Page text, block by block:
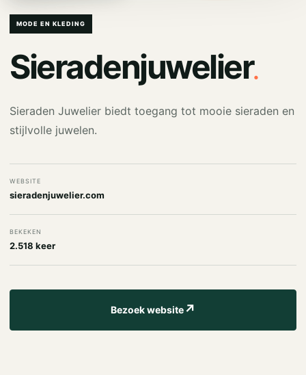
MODE EN KLEDING
Sieradenjuwelier.
Sieraden Juwelier biedt toegang tot mooie sieraden en
stijlvolle juwelen.
WEBSITE
sieradenjuwelier.com
BEKEKEN
2.518 keer
Bezoek website↗